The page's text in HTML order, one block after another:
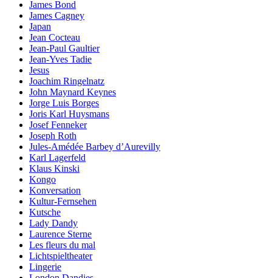
James Bond
James Cagney
Japan
Jean Cocteau
Jean-Paul Gaultier
Jean-Yves Tadie
Jesus
Joachim Ringelnatz
John Maynard Keynes
Jorge Luis Borges
Joris Karl Huysmans
Josef Fenneker
Joseph Roth
Jules-Amédée Barbey d’Aurevilly
Karl Lagerfeld
Klaus Kinski
Kongo
Konversation
Kultur-Fernsehen
Kutsche
Lady Dandy
Laurence Sterne
Les fleurs du mal
Lichtspieltheater
Lingerie